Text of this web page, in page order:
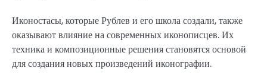
Иконостасы, которые Рублев и его школа создали, также
оказывают влияние на современных иконописцев. Их
техника и композиционные решения становятся основой
для создания новых произведений иконографии.